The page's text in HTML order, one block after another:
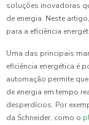
soluções inovadoras
de energia. Neste
para a eficiência
Uma das principais
eficiência energética é
automação permite
de energia em tempo
desperdícios. Por
da Schneider, como o